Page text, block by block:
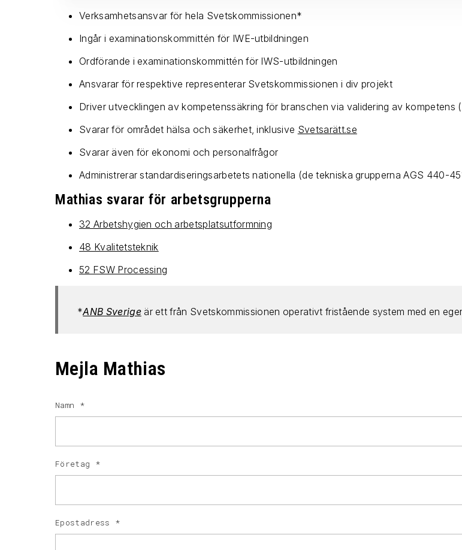
Verksamhetsansvar för hela Svetskommissionen*
Ingår i examinationskommittén för IWE-utbildningen
Ordförande i examinationskommittén för IWS-utbildningen
Ansvarar för respektive representerar Svetskommissionen i div projekt
Driver utvecklingen av kompetenssäkring för branschen via validering av kompetens
Svarar för området hälsa och säkerhet, inklusive Svetsarätt.se
Svarar även för ekonomi och personalfrågor
Administrerar standardiseringsarbetets nationella (de tekniska grupperna AGS 440-
Mathias svarar för arbetsgrupperna
32 Arbetshygien och arbetsplatsutformning
48 Kvalitetsteknik
52 FSW Processing
*ANB Sverige är ett från Svetskommissionen operativt fristående system med en
Mejla Mathias
Namn *
Företag *
Epostadress *